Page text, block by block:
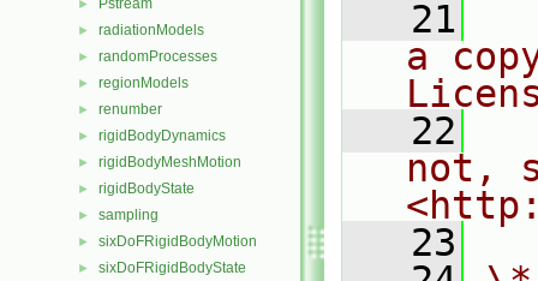
► Pstream
► radiationModels
► randomProcesses
► regionModels
► renumber
► rigidBodyDynamics
► rigidBodyMeshMotion
► rigidBodyState
► sampling
► sixDoFRigidBodyMotion
► sixDoFRigidBodyState
   21
a
   22
not,
   23